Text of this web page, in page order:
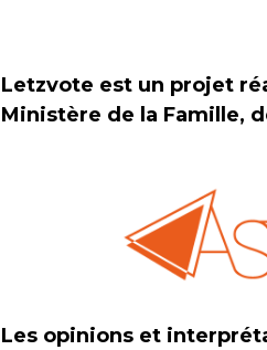
Letzvote est un projet
Ministère de la Famille,
Les opinions et